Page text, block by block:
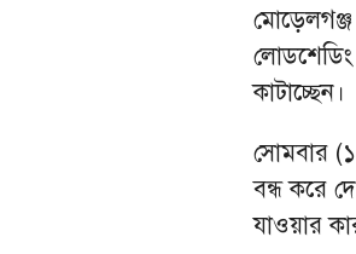
মোড়েলগঞ্জ
লোডশেডিং
কাটাচ্ছেন।
সোমবার
বন্ধ করে
যাওয়ার